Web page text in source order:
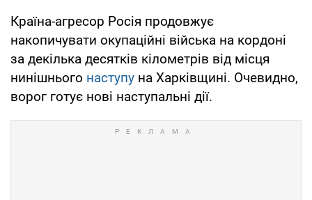
Країна-агресор Росія продовжує
накопичувати окупаційні війська на кордоні
за декілька десятків кілометрів від місця
нинішнього наступу на Харківщині. Очевидно,
ворог готує нові наступальні дії.